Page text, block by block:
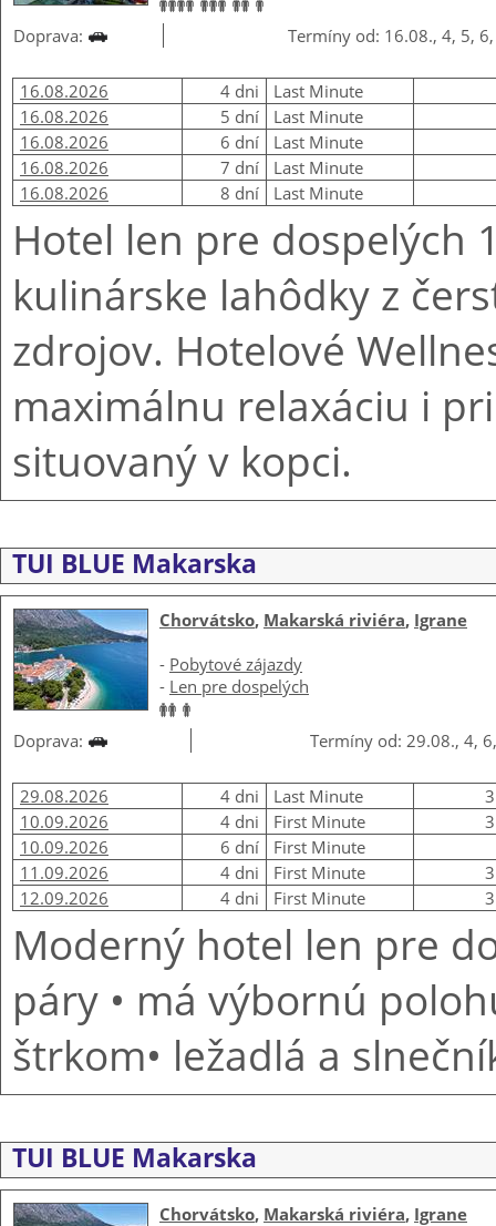
Doprava: Termíny od: 16.08., 4, 5,
16.08.2026 4 dni
Last Minute
16.08.2026
5 dní
Last Minute
16.08.2026
6 dní
Last Minute
16.08.2026
7 dní
Last Minute
16.08.2026
8 dní Last Minute
Hotel len pre dospelých
kulinárske lahôdky z
zdrojov. Hotelové
maximálnu relaxáciu i
situovaný v kopci.
TUI BLUE Makarska
Chorvátsko, Makarská riviéra, Igrane
- Pobytové zájazdy
- Len pre dospelých
Doprava: Termíny od: 29.08., 4,
29.08.2026 4 dni Last Minute
10.09.2026
4 dni First Minute
10.09.2026
6 dní
First Minute
11.09.2026
4 dni First Minute
12.09.2026
4 dni First Minute
Moderný hotel len pre
páry • má výbornú
štrkom• ležadlá a
TUI BLUE Makarska
Chorvátsko, Makarská riviéra, Igrane